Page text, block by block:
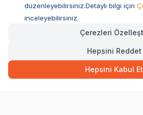
1.045,00TL
Müşteri Hizmetleri
Sıkça Sorulan
Ovacık Mah. Hacıoğlu Sok. No:13
Müşteri Destek Hattı
düzenleyebilirsiniz.Detaylı bilgi için
inceleyebilirsiniz.
Çerezleri
Hepsini Reddet
Hepsini Kabul Et